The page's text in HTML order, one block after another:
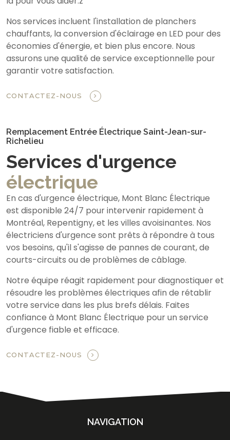
Nos services incluent l'installation de planchers
chauffants, la conversion d'éclairage en LED pour des
économies d'énergie, et bien plus encore. Nous
assurons une qualité de service exceptionnelle pour
garantir votre satisfaction.
CONTACTEZ-NOUS
Remplacement Entrée Électrique Saint-Jean-sur-
Richelieu
Services d'urgence
électrique
En cas d'urgence électrique, Mont Blanc Électrique
est disponible 24/7 pour intervenir rapidement à
Montréal, Repentigny, et les villes avoisinantes. Nos
électriciens d'urgence sont prêts à répondre à tous
vos besoins, qu'il s'agisse de pannes de courant, de
courts-circuits ou de problèmes de câblage.
Notre équipe réagit rapidement pour diagnostiquer et
résoudre les problèmes électriques afin de rétablir
votre service dans les plus brefs délais. Faites
confiance à Mont Blanc Électrique pour un service
d'urgence fiable et efficace.
CONTACTEZ-NOUS
NAVIGATION